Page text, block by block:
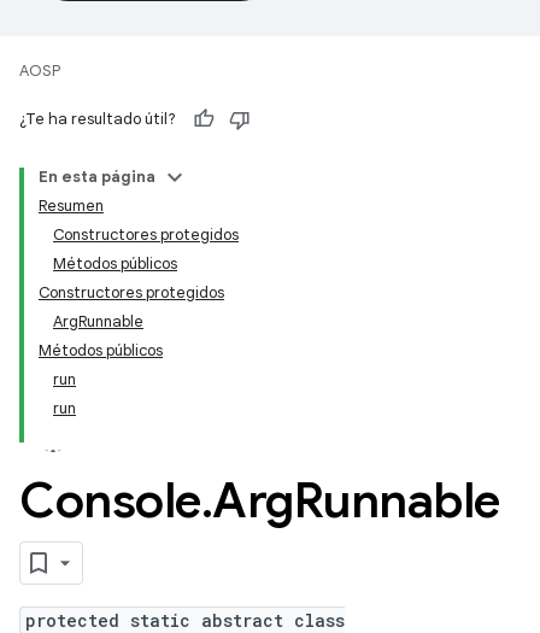
AOSP
¿Te ha resultado útil?
En esta página
Resumen
Constructores protegidos
Métodos públicos
Constructores protegidos
ArgRunnable
Métodos públicos
run
run
Console.ArgRunnable
protected static abstract class